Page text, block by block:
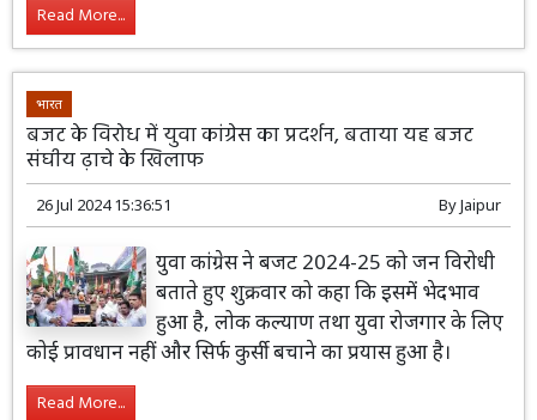
Read More...
भारत
बजट के विरोध में युवा कांग्रेस का प्रदर्शन, बताया यह बजट
संघीय ढ़ाचे के खिलाफ
26 Jul 2024 15:36:51 ByJaipur
युवा कांग्रेस ने बजट 2024-25 को जन विरोधी
बताते हुए शुक्रवार को कहा कि इसमें भेदभाव
हुआ है, लोक कल्याण तथा युवा रोजगार के लिए
कोई प्रावधान नहीं और सिर्फ कुर्सी बचाने का प्रयास हुआ है।
Read More...